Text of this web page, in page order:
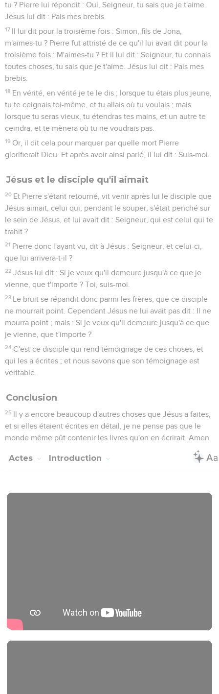
tu ? Pierre lui répondit : Oui, Seigneur, tu sais que je t'aime.
Jésus lui dit : Pais mes brebis.
17 Il lui dit pour la troisième fois : Simon, fils de Jona,
m'aimes-tu ? Pierre fut attristé de ce qu'il lui avait dit pour la
troisième fois : M'aimes-tu ? Et il lui dit : Seigneur, tu connais
toutes choses, tu sais que je t'aime. Jésus lui dit : Pais mes
brebis.
18 En vérité, en vérité je te le dis ; lorsque tu étais plus jeune,
tu te ceignais toi-même, et tu allais où tu voulais ; mais
lorsque tu seras vieux, tu étendras tes mains, et un autre te
ceindra, et te mènera où tu ne voudrais pas.
19 Or, il dit cela pour marquer par quelle mort Pierre
glorifierait Dieu. Et après avoir ainsi parlé, il lui dit : Suis-moi.
Jésus et le disciple qu'il aimait
20 Et Pierre s'étant retourné, vit venir après lui le disciple que
Jésus aimait, celui qui, pendant le souper, s'était penché sur
le sein de Jésus, et lui avait dit : Seigneur, qui est celui qui te
trahit ?
21 Pierre donc l'ayant vu, dit à Jésus : Seigneur, et celui-ci,
que lui arrivera-t-il ?
22 Jésus lui dit : Si je veux qu'il demeure jusqu'à ce que je
vienne, que t'importe ? Toi, suis-moi.
23 Le bruit se répandit donc parmi les frères, que ce disciple
ne mourrait point. Cependant Jésus ne lui avait pas dit : Il ne
mourra point ; mais : Si je veux qu'il demeure jusqu'à ce que
je vienne, que t'importe ?
24 C'est ce disciple qui rend témoignage de ces choses, et
qui les a écrites ; et nous savons que son témoignage est
véritable.
Conclusion
25 Il y a encore beaucoup d'autres choses que Jésus a faites,
et si elles étaient écrites en détail, je ne pense pas que le
monde même pût contenir les livres qu'on en écrirait. Amen.
Actes Introduction